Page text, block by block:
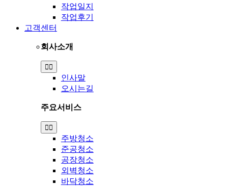
작업일지
작업후기
고객센터
회사소개
Toggle
Navigation
인사말
오시는길
주요서비스
Toggle
Navigation
주방청소
준공청소
공장청소
외벽청소
바닥청소